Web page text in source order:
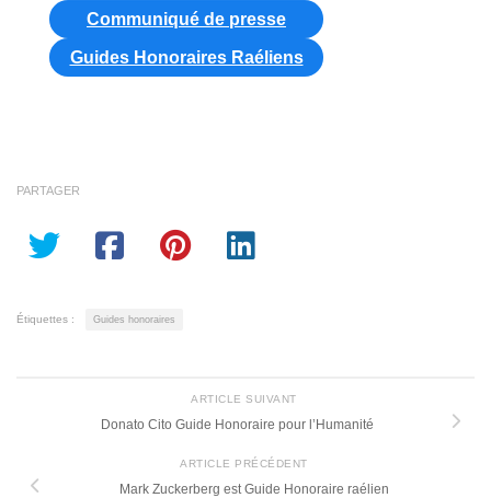
Communiqué de presse
Guides Honoraires Raéliens
PARTAGER
Étiquettes : Guides honoraires
ARTICLE SUIVANT
Donato Cito Guide Honoraire pour l’Humanité
ARTICLE PRÉCÉDENT
Mark Zuckerberg est Guide Honoraire raélien